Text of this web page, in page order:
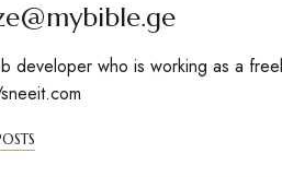
developer who is working as a